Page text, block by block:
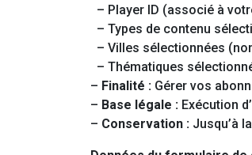
– Player ID (associé à
– Types de contenu
– Villes sélectionnées
– Thématiques
– Finalité : Gérer vos
– Base légale : Exécution
– Conservation : Jusqu’à